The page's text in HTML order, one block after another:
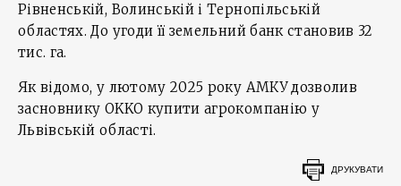
Рівненській, Волинській і Тернопільській
областях. До угоди її земельний банк становив 32
тис. га.
Як відомо, у лютому 2025 року АМКУ дозволив
засновнику OKKO купити агрокомпанію у
Львівській області.
ДРУКУВАТИ